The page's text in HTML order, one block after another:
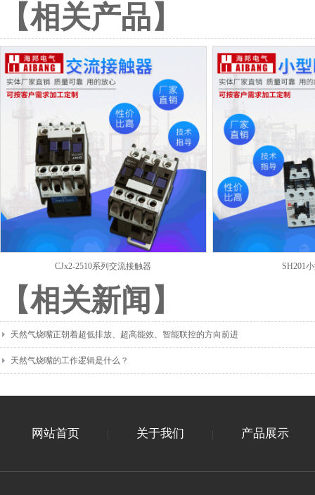
【相关产品】
CJx2-2510系列交流接触器 SH201
【相关新闻】
天然气烧嘴正朝着超低排放、超高能效、智能联控的方向前进
天然气烧嘴的工作逻辑是什么？
网站首页 关于我们 产品展示